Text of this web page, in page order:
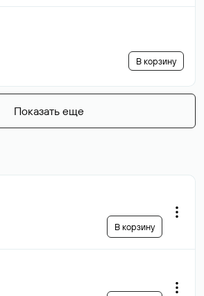
В корзину
Показать еще
В корзину